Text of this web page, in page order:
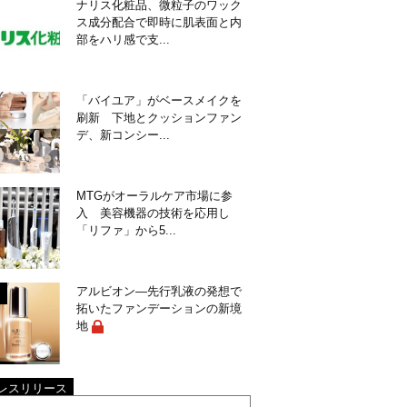
ナリス化粧品、微粒子のワック
ス成分配合で即時に肌表面と内
部をハリ感で支...
「バイユア」がベースメイクを
刷新 下地とクッションファン
デ、新コンシー...
MTGがオーラルケア市場に参
入 美容機器の技術を応用し
「リファ」から5...
アルビオン―先行乳液の発想で
拓いたファンデーションの新境
地
スリリース